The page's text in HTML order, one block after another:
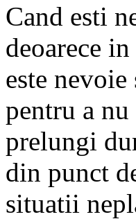
Cand esti
deoarece
este
pentru a
prelungi
din punct
situatii